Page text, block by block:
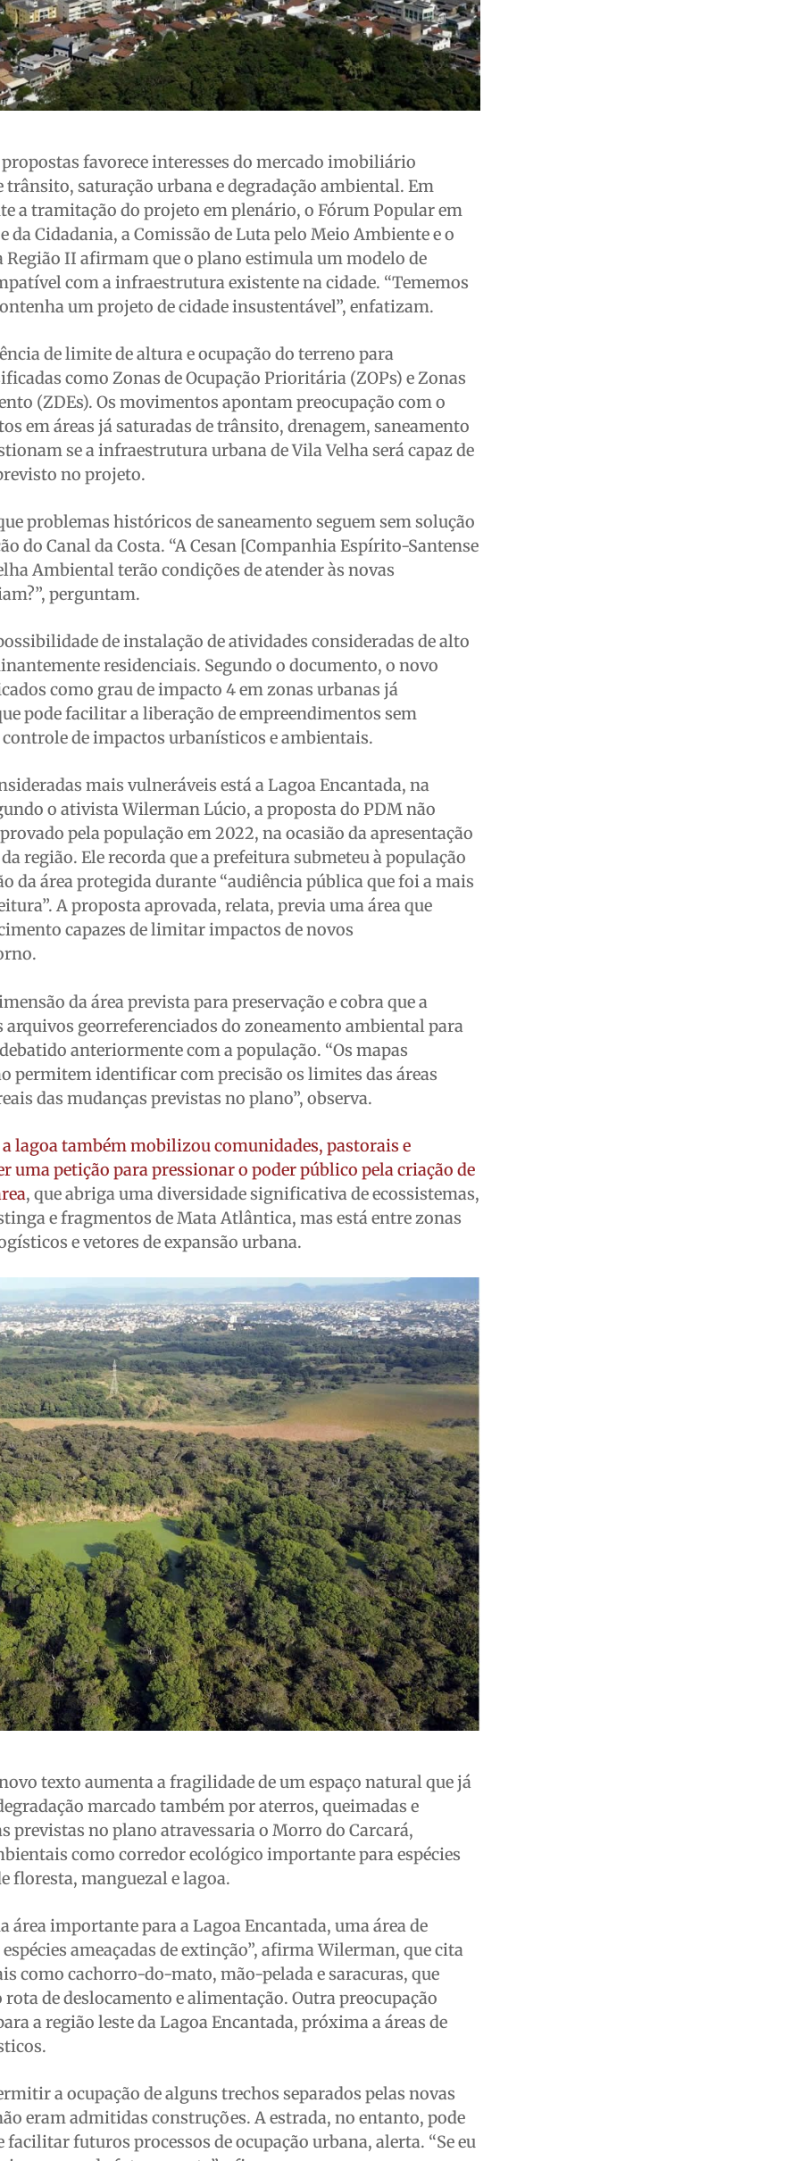
propostas favorece interesses do mercado imobiliário
saturação urbana e degradação ambiental. Em
a tramitação do projeto em plenário, o Fórum Popular em
da Cidadania, a Comissão de Luta pelo Meio Ambiente e o
Região II afirmam que o plano estimula um modelo de
com a infraestrutura existente na cidade. “Tememos
um projeto de cidade insustentável”, enfatizam.
de limite de altura e ocupação do terreno para
como Zonas de Ocupação Prioritária (ZOPs) e Zonas
(ZDEs). Os movimentos apontam preocupação com o
em áreas já saturadas de trânsito, drenagem, saneamento
se a infraestrutura urbana de Vila Velha será capaz de
no projeto.
problemas históricos de saneamento seguem sem solução
do Canal da Costa. “A Cesan [Companhia Espírito-Santense
Ambiental terão condições de atender às novas
perguntam.
de instalação de atividades consideradas de alto
residenciais. Segundo o documento, o novo
como grau de impacto 4 em zonas urbanas já
pode facilitar a liberação de empreendimentos sem
de impactos urbanísticos e ambientais.
mais vulneráveis está a Lagoa Encantada, na
o ativista Wilerman Lúcio, a proposta do PDM não
pela população em 2022, na ocasião da apresentação
região. Ele recorda que a prefeitura submeteu à população
da área protegida durante “audiência pública que foi a mais
A proposta aprovada, relata, previa uma área que
capazes de limitar impactos de novos
da área prevista para preservação e cobra que a
georreferenciados do zoneamento ambiental para
anteriormente com a população. “Os mapas
permitem identificar com precisão os limites das áreas
das mudanças previstas no plano”, observa.
a lagoa também mobilizou comunidades, pastorais e
uma petição para pressionar o poder público pela criação de
, que abriga uma diversidade significativa de ecossistemas,
e fragmentos de Mata Atlântica, mas está entre zonas
e vetores de expansão urbana.
texto aumenta a fragilidade de um espaço natural que já
marcado também por aterros, queimadas e
previstas no plano atravessaria o Morro do Carcará,
como corredor ecológico importante para espécies
floresta, manguezal e lagoa.
área importante para a Lagoa Encantada, uma área de
ameaçadas de extinção”, afirma Wilerman, que cita
como cachorro-do-mato, mão-pelada e saracuras, que
de deslocamento e alimentação. Outra preocupação
a região leste da Lagoa Encantada, próxima a áreas de
a ocupação de alguns trechos separados pelas novas
eram admitidas construções. A estrada, no entanto, pode
futuros processos de ocupação urbana, alerta. “Se eu